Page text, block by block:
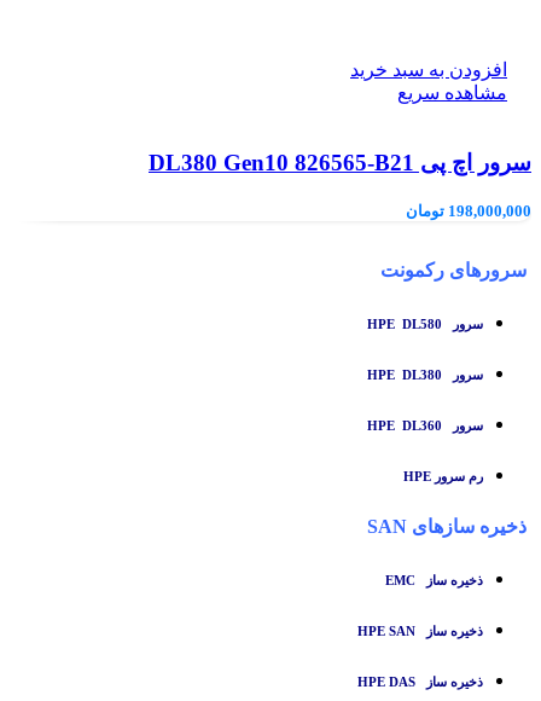
افزودن به سبد خرید
مشاهده سریع
سرور اچ پی DL380 Gen10 826565-B21
198,000,000 تومان
سرورهای رکمونت
سرور HPE DL580
سرور HPE DL380
سرور HPE DL360
رم سرور HPE
ذخیره سازهای SAN
ذخیره ساز
ذخیره ساز HPE SAN
ذخیره ساز HPE DAS